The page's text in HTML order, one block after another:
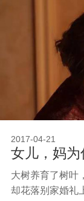
2017-04-21
女儿，妈
大树养育了树叶
却花落别家婚礼